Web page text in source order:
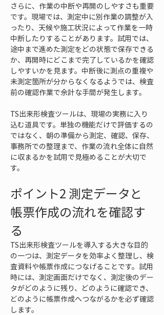
さらに、作業の中断や再開のしやすさも重要
です。現場では、測定中に別作業の調整が入
ったり、天候や施工状況によって作業を一時
中断したりすることがあります。試用では、
途中まで進めた測定をどの状態で保存できる
か、再開時にどこまで完了しているかを確認
しやすいかを見ます。中断後に測点の重複や
未測定箇所が分からなくなるようでは、検査
前の確認作業で余計な手間が発生します。
TS出来形検査ツールは、現場の実務に入り
込む道具です。単独の機能だけで評価するの
ではなく、朝の準備から測定、確認、保存、
事務所での整理まで、作業の流れ全体に自然
に収まるかを試用で見極めることが大切で
す。
ポイント2 測定データと
帳票作成の流れを確認す
る
TS出来形検査ツールを導入する大きな目的
の一つは、測定データを効率よく整理し、検
査資料や帳票作成につなげることです。試用
時には、測定画面だけでなく、測定後のデー
タがどのように残り、どのように確認でき、
どのように帳票作成へつながるかを必ず確認
します。